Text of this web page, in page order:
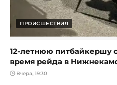
ПРОИСШЕСТВИЯ
12-летнюю питбайкершу
время рейда в
Вчера, 19:30